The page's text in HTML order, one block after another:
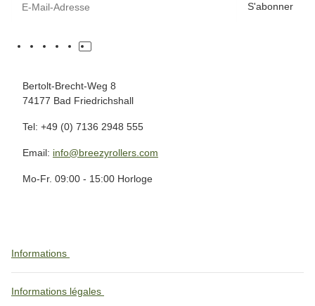
S'abonner
Bertolt-Brecht-Weg 8
74177 Bad Friedrichshall
Tel: +49 (0) 7136 2948 555
Email: info@breezyrollers.com
Mo-Fr. 09:00 - 15:00 Horloge
Informations
Informations légales